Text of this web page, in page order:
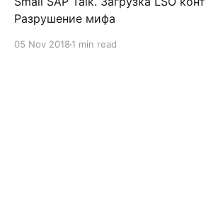
Разрушение мифа
05 Nov 2018 1 min read